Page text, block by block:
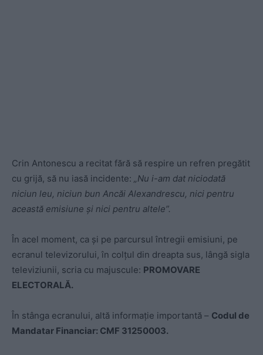
Crin Antonescu a recitat fără să respire un refren pregătit
cu grijă, să nu iasă incidente:
„Nu i-am dat niciodată
niciun leu, niciun bun Ancăi Alexandrescu, nici pentru
această emisiune și nici pentru altele”.
În acel moment, ca și pe parcursul întregii emisiuni, pe
ecranul televizorului, în colțul din dreapta sus, lângă sigla
televiziunii, scria cu majuscule: PROMOVARE
ELECTORALĂ.
În stânga ecranului, altă informație importantă – Codul de
Mandatar Financiar: CMF 31250003.